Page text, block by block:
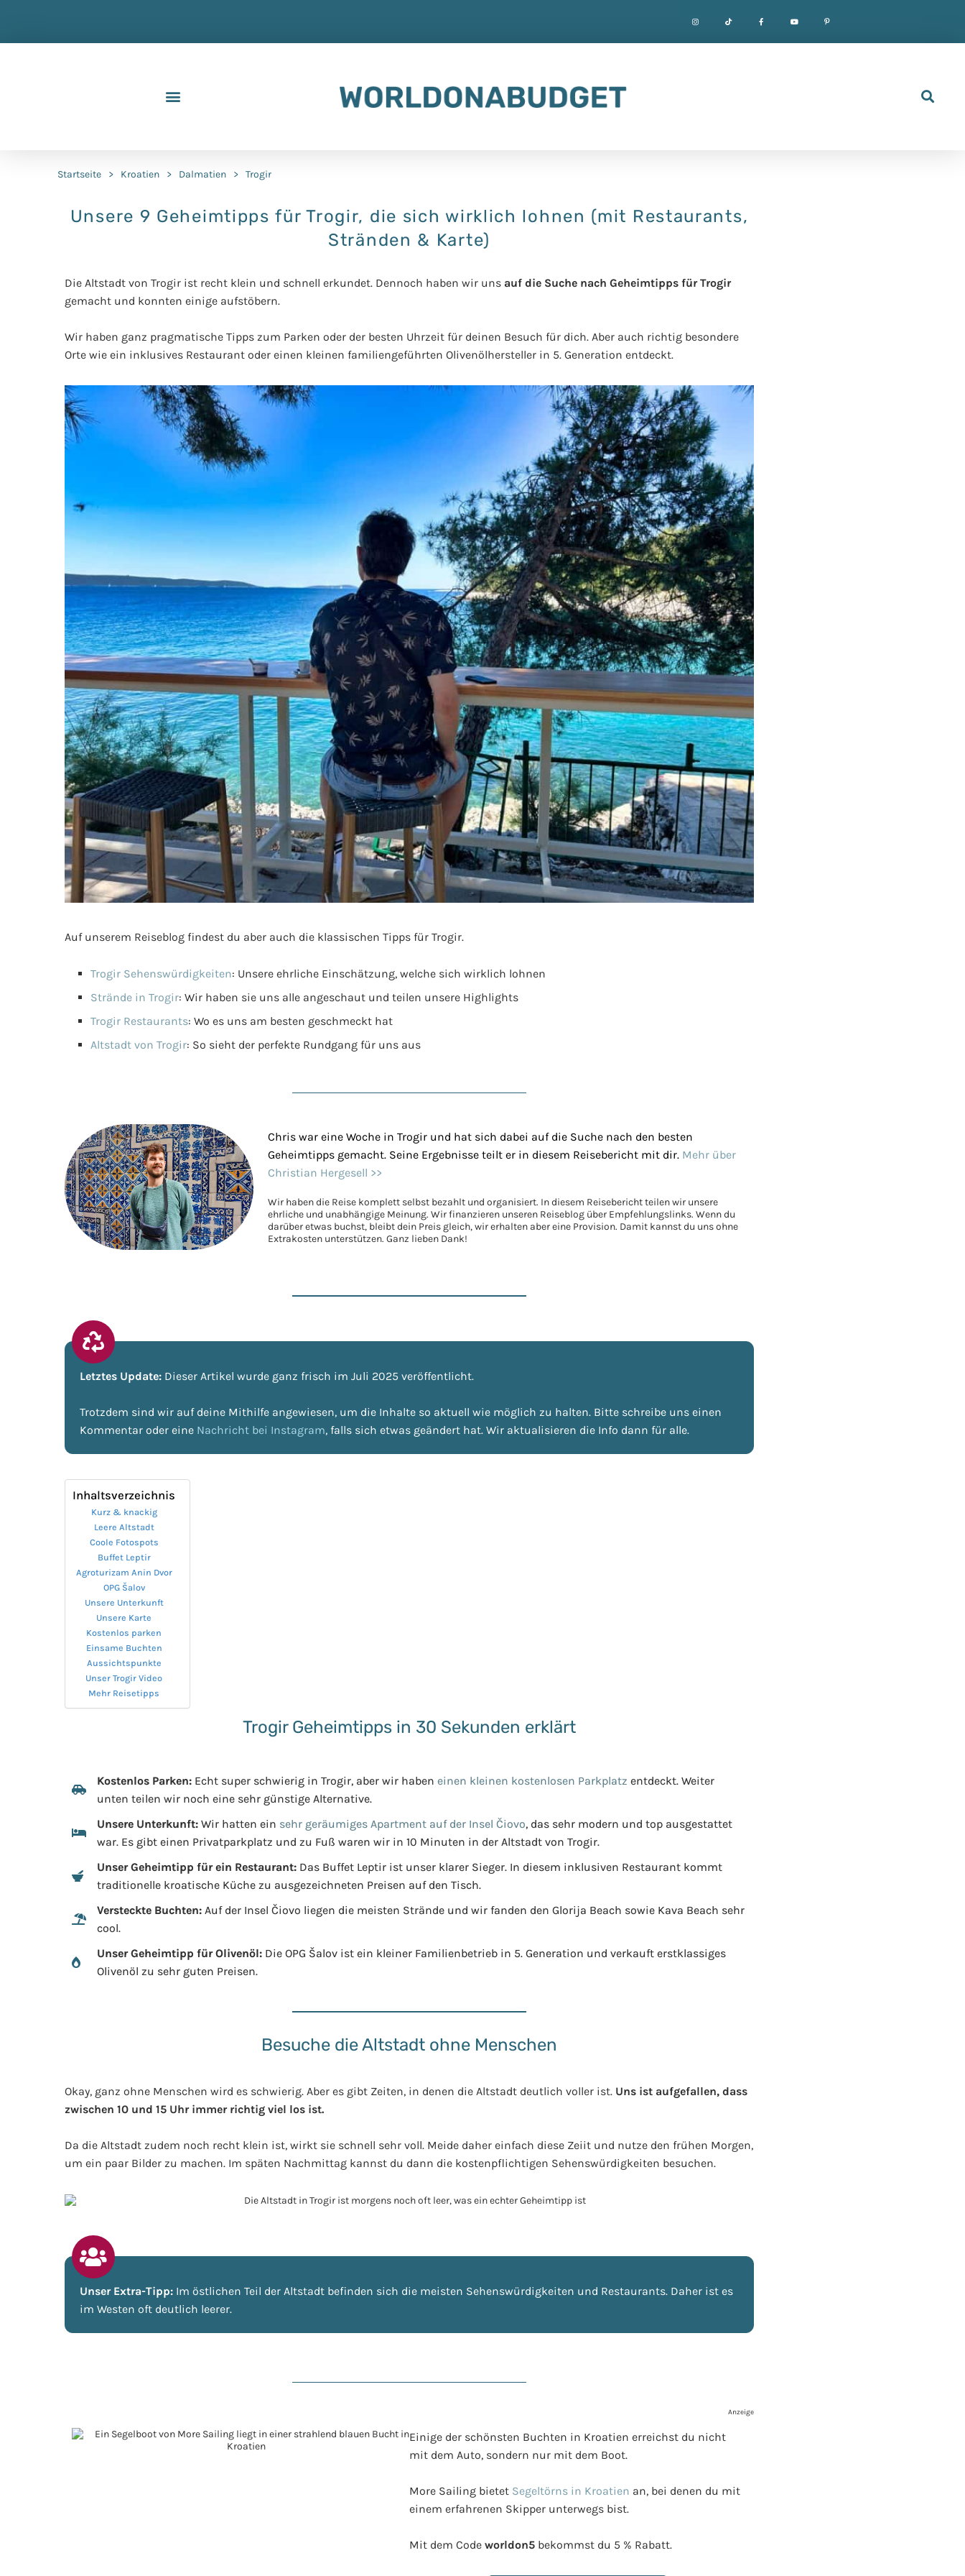
Startseite > Kroatien > Dalmatien > Trogir
Unsere 9 Geheimtipps für Trogir, die sich wirklich lohnen (mit Restaurants,
Stränden & Karte)
Die Altstadt von Trogir ist recht klein und schnell erkundet. Dennoch haben wir uns auf die Suche nach Geheimtipps für Trogir
gemacht und konnten einige aufstöbern.
Wir haben ganz pragmatische Tipps zum Parken oder der besten Uhrzeit für deinen Besuch für dich. Aber auch richtig besondere
Orte wie ein inklusives Restaurant oder einen kleinen familiengeführten Olivenölhersteller in 5. Generation entdeckt.
Auf unserem Reiseblog findest du aber auch die klassischen Tipps für Trogir.
Trogir Sehenswürdigkeiten: Unsere ehrliche Einschätzung, welche sich wirklich lohnen
Strände in Trogir: Wir haben sie uns alle angeschaut und teilen unsere Highlights
Trogir Restaurants: Wo es uns am besten geschmeckt hat
Altstadt von Trogir: So sieht der perfekte Rundgang für uns aus
Chris war eine Woche in Trogir und hat sich dabei auf die Suche nach den besten
Geheimtipps gemacht. Seine Ergebnisse teilt er in diesem Reisebericht mit dir. Mehr über
Christian Hergesell >>
Wir haben die Reise komplett selbst bezahlt und organisiert. In diesem Reisebericht teilen wir unsere
ehrliche und unabhängige Meinung. Wir finanzieren unseren Reiseblog über Empfehlungslinks. Wenn du
darüber etwas buchst, bleibt dein Preis gleich, wir erhalten aber eine Provision. Damit kannst du uns ohne
Extrakosten unterstützen. Ganz lieben Dank!
Letztes Update: Dieser Artikel wurde ganz frisch im Juli 2025 veröffentlicht.
Trotzdem sind wir auf deine Mithilfe angewiesen, um die Inhalte so aktuell wie möglich zu halten. Bitte schreibe uns einen
Kommentar oder eine Nachricht bei Instagram, falls sich etwas geändert hat. Wir aktualisieren die Info dann für alle.
Inhaltsverzeichnis
Kurz & knackig
Leere Altstadt
Coole Fotospots
Buffet Leptir
Agroturizam Anin Dvor
OPG Šalov
Unsere Unterkunft
Unsere Karte
Kostenlos parken
Einsame Buchten
Aussichtspunkte
Unser Trogir Video
Mehr Reisetipps
Trogir Geheimtipps in 30 Sekunden erklärt
Kostenlos Parken: Echt super schwierig in Trogir, aber wir haben einen kleinen kostenlosen Parkplatz entdeckt. Weiter
unten teilen wir noch eine sehr günstige Alternative.
Unsere Unterkunft: Wir hatten ein sehr geräumiges Apartment auf der Insel Čiovo, das sehr modern und top ausgestattet
war. Es gibt einen Privatparkplatz und zu Fuß waren wir in 10 Minuten in der Altstadt von Trogir.
Unser Geheimtipp für ein Restaurant: Das Buffet Leptir ist unser klarer Sieger. In diesem inklusiven Restaurant kommt
traditionelle kroatische Küche zu ausgezeichneten Preisen auf den Tisch.
Versteckte Buchten: Auf der Insel Čiovo liegen die meisten Strände und wir fanden den Glorija Beach sowie Kava Beach sehr
cool.
Unser Geheimtipp für Olivenöl: Die OPG Šalov ist ein kleiner Familienbetrieb in 5. Generation und verkauft erstklassiges
Olivenöl zu sehr guten Preisen.
Besuche die Altstadt ohne Menschen
Okay, ganz ohne Menschen wird es schwierig. Aber es gibt Zeiten, in denen die Altstadt deutlich voller ist. Uns ist aufgefallen, dass
zwischen 10 und 15 Uhr immer richtig viel los ist.
Da die Altstadt zudem noch recht klein ist, wirkt sie schnell sehr voll. Meide daher einfach diese Zeiit und nutze den frühen Morgen,
um ein paar Bilder zu machen. Im späten Nachmittag kannst du dann die kostenpflichtigen Sehenswürdigkeiten besuchen.
Unser Extra-Tipp: Im östlichen Teil der Altstadt befinden sich die meisten Sehenswürdigkeiten und Restaurants. Daher ist es
im Westen oft deutlich leerer.
Anzeige
Einige der schönsten Buchten in Kroatien erreichst du nicht
mit dem Auto, sondern nur mit dem Boot.
More Sailing bietet Segeltörns in Kroatien an, bei denen du mit
einem erfahrenen Skipper unterwegs bist.
Mit dem Codeworldon5 bekommst du 5 % Rabatt.